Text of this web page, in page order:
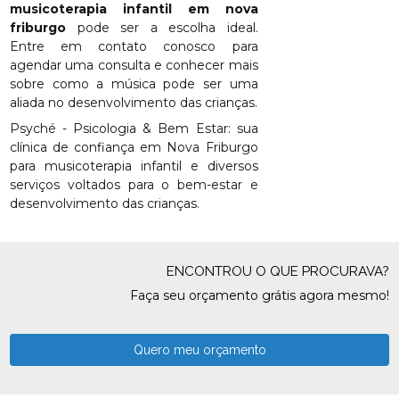
musicoterapia infantil em nova
friburgo pode ser a escolha ideal.
Entre em contato conosco para
agendar uma consulta e conhecer mais
sobre como a música pode ser uma
aliada no desenvolvimento das crianças.
Psyché - Psicologia & Bem Estar: sua
clínica de confiança em Nova Friburgo
para musicoterapia infantil e diversos
serviços voltados para o bem-estar e
desenvolvimento das crianças.
ENCONTROU O QUE PROCURAVA?
Faça seu orçamento grátis agora mesmo!
Quero meu orçamento